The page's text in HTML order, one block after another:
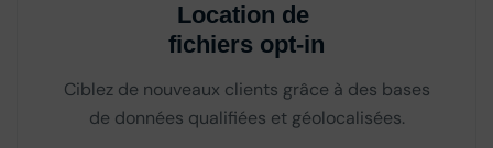
Location de
fichiers opt-in
Ciblez de nouveaux clients grâce à des bases
de données qualifiées et géolocalisées.